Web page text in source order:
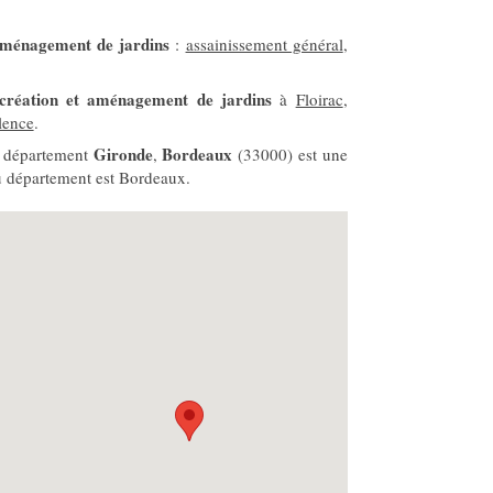
de jardins : assainissement général,
et aménagement de jardinsà Floirac,
.
Gironde,Bordeaux (33000) est une
est Bordeaux.